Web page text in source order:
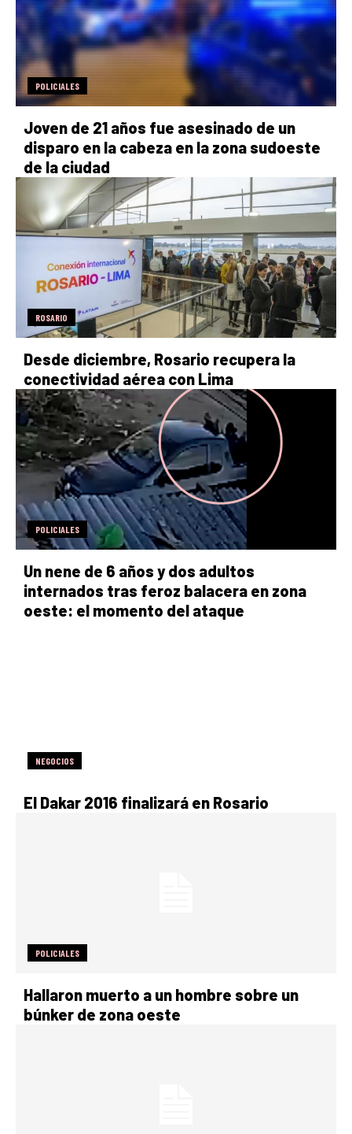
POLICIALES
Joven de 21 años fue asesinado de un
disparo en la cabeza en la zona sudoeste
de la ciudad
ROSARIO
Desde diciembre, Rosario recupera la
conectividad aérea con Lima
POLICIALES
Un nene de 6 años y dos adultos
internados tras feroz balacera en zona
oeste: el momento del ataque
NEGOCIOS
El Dakar 2016 finalizará en Rosario
POLICIALES
Hallaron muerto a un hombre sobre un
búnker de zona oeste